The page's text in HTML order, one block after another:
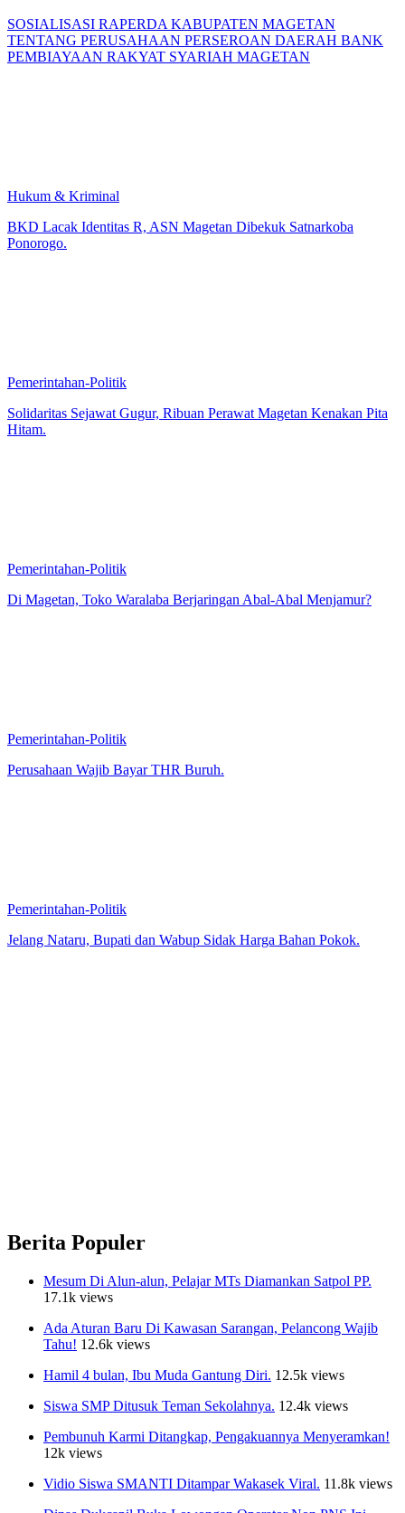
SOSIALISASI RAPERDA KABUPATEN MAGETAN
TENTANG PERUSAHAAN PERSEROAN DAERAH BANK
PEMBIAYAAN RAKYAT SYARIAH MAGETAN
Hukum & Kriminal
BKD Lacak Identitas R, ASN Magetan Dibekuk Satnarkoba
Ponorogo.
Pemerintahan-Politik
Solidaritas Sejawat Gugur, Ribuan Perawat Magetan Kenakan Pita
Hitam.
Pemerintahan-Politik
Di Magetan, Toko Waralaba Berjaringan Abal-Abal Menjamur?
Pemerintahan-Politik
Perusahaan Wajib Bayar THR Buruh.
Pemerintahan-Politik
Jelang Nataru, Bupati dan Wabup Sidak Harga Bahan Pokok.
Berita Populer
Mesum Di Alun-alun, Pelajar MTs Diamankan Satpol PP.
17.1k views
Ada Aturan Baru Di Kawasan Sarangan, Pelancong Wajib
Tahu! 12.6k views
Hamil 4 bulan, Ibu Muda Gantung Diri. 12.5k views
Siswa SMP Ditusuk Teman Sekolahnya. 12.4k views
Pembunuh Karmi Ditangkap, Pengakuannya Menyeramkan!
12k views
Vidio Siswa SMANTI Ditampar Wakasek Viral. 11.8k views